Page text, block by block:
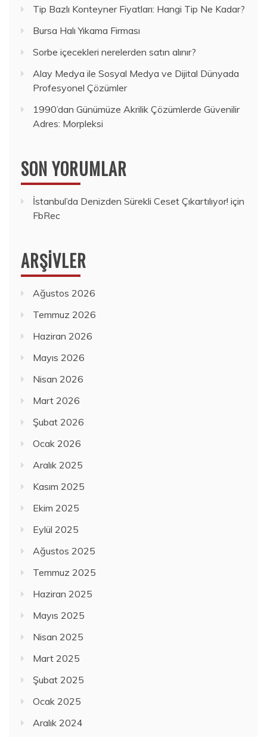
Tip Bazlı Konteyner Fiyatları: Hangi Tip Ne Kadar?
Bursa Halı Yıkama Firması
Sorbe içecekleri nerelerden satın alınır?
Alay Medya ile Sosyal Medya ve Dijital Dünyada
Profesyonel Çözümler
1990’dan Günümüze Akrilik Çözümlerde Güvenilir
Adres: Morpleksi
SON YORUMLAR
İstanbul’da Denizden Sürekli Ceset Çıkartılıyor! için
FbRec
ARŞIVLER
Ağustos 2026
Temmuz 2026
Haziran 2026
Mayıs 2026
Nisan 2026
Mart 2026
Şubat 2026
Ocak 2026
Aralık 2025
Kasım 2025
Ekim 2025
Eylül 2025
Ağustos 2025
Temmuz 2025
Haziran 2025
Mayıs 2025
Nisan 2025
Mart 2025
Şubat 2025
Ocak 2025
Aralık 2024